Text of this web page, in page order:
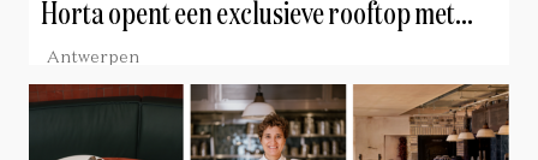
Horta opent een exclusieve rooftop met
Veuve Clicquot
Antwerpen